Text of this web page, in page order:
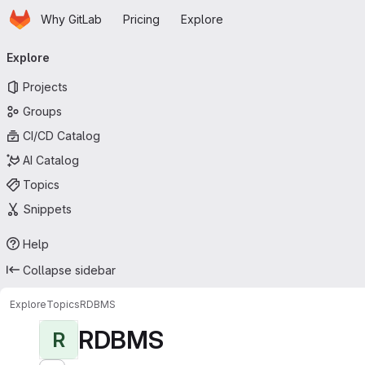
Skip to main content
HomepageWhy GitLab Pricing Explore
navigation
Explore
Projects
Groups
CI/CD Catalog
AI Catalog
Topics
Snippets
Help
Collapse sidebar
ExploreTopicsRDBMS
R RDBMS